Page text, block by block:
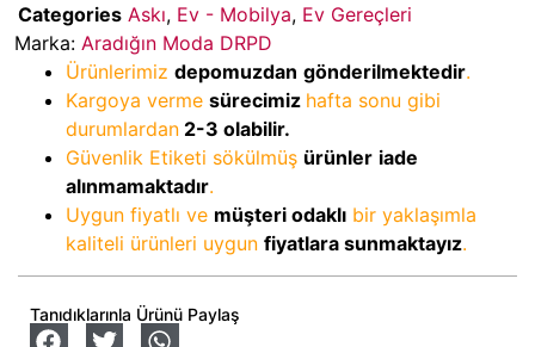
Categories Askı, Ev - Mobilya, Ev Gereçleri
Marka: Aradığın Moda DRPD
Ürünlerimiz depomuzdan gönderilmektedir.
Kargoya verme sürecimiz hafta sonu gibi
durumlardan 2-3 olabilir.
Güvenlik Etiketi sökülmüş ürünler iade
alınmamaktadır.
Uygun fiyatlı ve müşteri odaklı bir yaklaşımla
kaliteli ürünleri uygun fiyatlara sunmaktayız.
Tanıdıklarınla Ürünü Paylaş